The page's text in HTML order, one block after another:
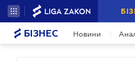
БІЗНЕС Новини